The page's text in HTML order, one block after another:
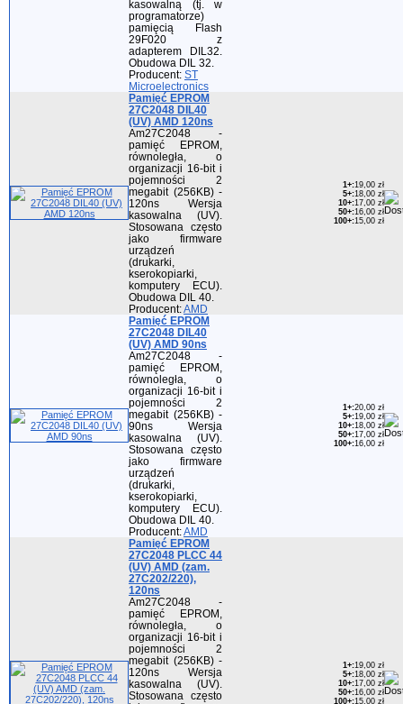
kasowalną (tj. w
programatorze)
pamięcią Flash
29F020 z
adapterem DIL32.
Obudowa DIL 32.
Producent: ST
Microelectronics
Pamięć EPROM
27C2048 DIL40
(UV) AMD 120ns
Am27C2048 -
pamięć EPROM,
równoległa, o
organizacji 16-bit i
pojemności 2
megabit (256KB) -
120ns Wersja
kasowalna (UV).
Stosowana często
jako firmware
urządzeń
(drukarki,
kserokopiarki,
komputery ECU).
Obudowa DIL 40.
Producent:AMD
1+:19,00 zł
5+:18,00 zł
10+:17,00 zł
50+:16,00 zł
100+:15,00 zł
Pamięć EPROM
27C2048 DIL40
(UV) AMD 90ns
Am27C2048 -
pamięć EPROM,
równoległa, o
organizacji 16-bit i
pojemności 2
megabit (256KB) -
90ns Wersja
kasowalna (UV).
Stosowana często
jako firmware
urządzeń
(drukarki,
kserokopiarki,
komputery ECU).
Obudowa DIL 40.
Producent:AMD
1+:20,00 zł
5+:19,00 zł
10+:18,00 zł
50+:17,00 zł
100+:16,00 zł
Pamięć EPROM
27C2048 PLCC 44
(UV) AMD (zam.
27C202/220),
120ns
Am27C2048 -
pamięć EPROM,
równoległa, o
organizacji 16-bit i
pojemności 2
megabit (256KB) -
120ns Wersja
kasowalna (UV).
Stosowana często
1+:19,00 zł
5+:18,00 zł
10+:17,00 zł
50+:16,00 zł
100+:15,00 zł